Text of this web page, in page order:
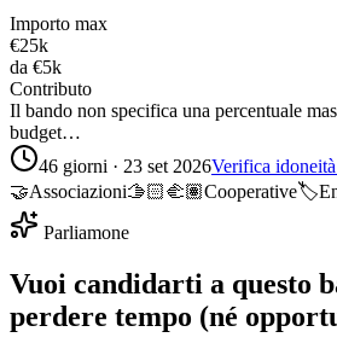
Importo max
€25k
da €5k
Contributo
Il bando non specifica una percentuale
budget…
46 giorni · 23 set 2026Verifica
🤝Associazioni🫱🏻‍🫲🏽Cooperative🏷️
Parliamone
Vuoi candidarti a questo
perdere tempo (né